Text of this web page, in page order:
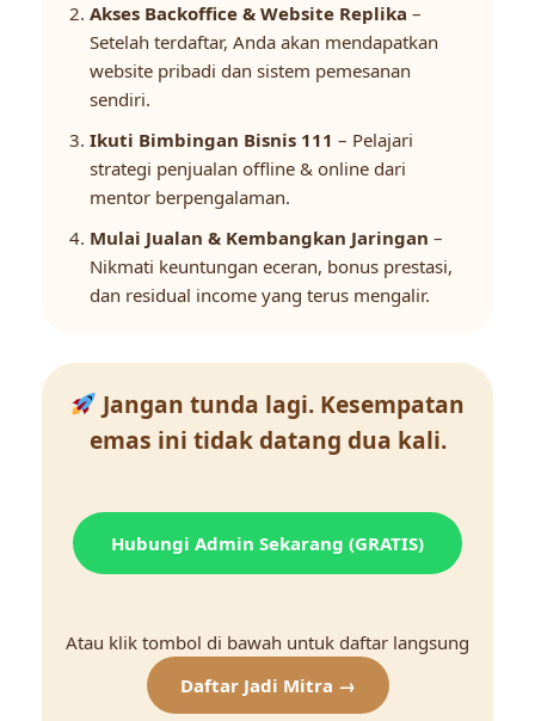
Akses Backoffice & Website Replika –
Setelah terdaftar, Anda akan mendapatkan
website pribadi dan sistem pemesanan
sendiri.
Ikuti Bimbingan Bisnis 111 – Pelajari
strategi penjualan offline & online dari
mentor berpengalaman.
Mulai Jualan & Kembangkan Jaringan –
Nikmati keuntungan eceran, bonus prestasi,
dan residual income yang terus mengalir.
Jangan tunda lagi. Kesempatan
emas ini tidak datang dua kali.
Hubungi Admin Sekarang (GRATIS)
Atau klik tombol di bawah untuk daftar langsung
Daftar Jadi Mitra →